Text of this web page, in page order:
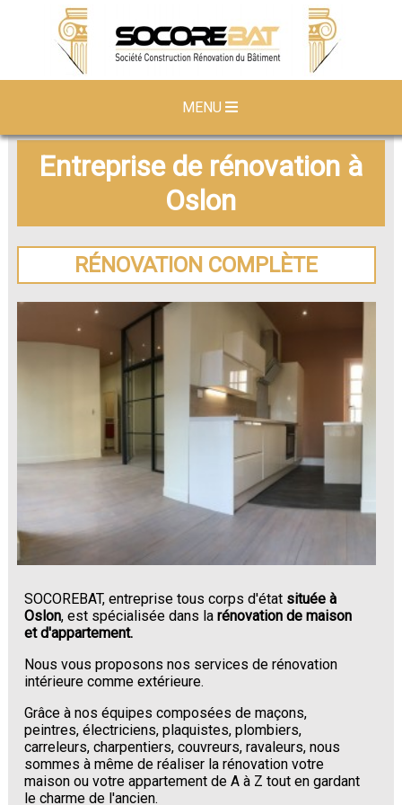
MENU
Entreprise de rénovation à
Oslon
RÉNOVATION COMPLÈTE
SOCOREBAT, entreprise tous corps d'état située à
Oslon, est spécialisée dans larénovation de maison
et d'appartement.
Nous vous proposons nos services de rénovation
intérieure comme extérieure.
Grâce à nos équipes composées de maçons,
peintres, électriciens, plaquistes, plombiers,
carreleurs, charpentiers, couvreurs, ravaleurs, nous
sommes à même de réaliser la rénovation votre
maison ou votre appartement de A à Z tout en gardant
le charme de l'ancien.